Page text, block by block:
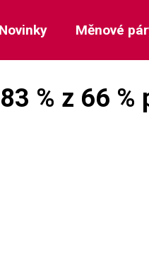
Novinky Měnové
% z 66 %